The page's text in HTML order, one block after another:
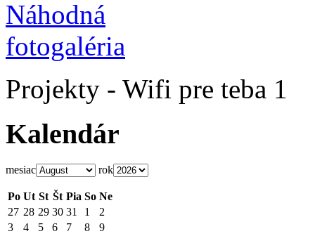
Projekty - Wifi pre teba 1
Kalendár
mesiac rok
Po Ut St Št Pia So Ne
27 28 29 30 31 1
2
3
4 5 6 7 8
9